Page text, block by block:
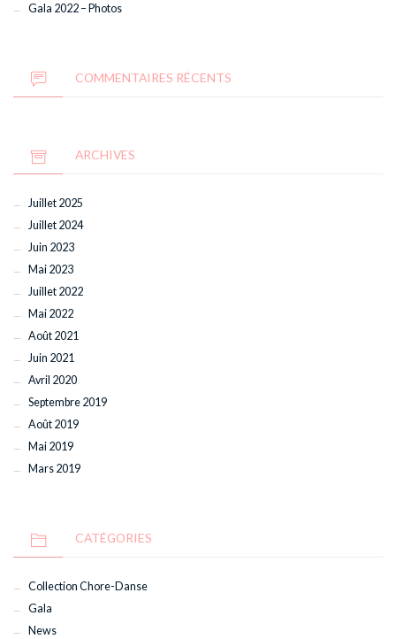
Gala 2022 – Photos
COMMENTAIRES RÉCENTS
ARCHIVES
Juillet 2025
Juillet 2024
Juin 2023
Mai 2023
Juillet 2022
Mai 2022
Août 2021
Juin 2021
Avril 2020
Septembre 2019
Août 2019
Mai 2019
Mars 2019
CATÉGORIES
Collection Chore-Danse
Gala
News